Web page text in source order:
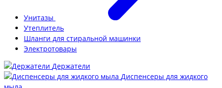
Унитазы
Утеплитель
Шланги для стиральной машинки
Электротовары
Держатели
Диспенсеры для жидкого